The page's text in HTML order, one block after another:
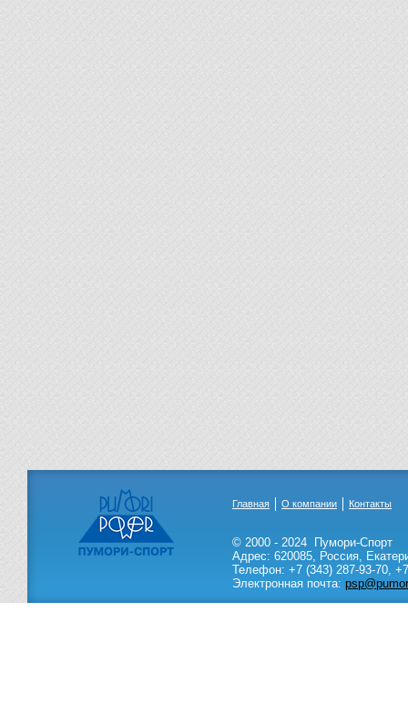
Главная О компании Контакты
© 2000 - 2024
Пумори-Спорт
Адрес: 620085, Россия,
Телефон: +7 (343) 287-93-70,
Электронная почта: